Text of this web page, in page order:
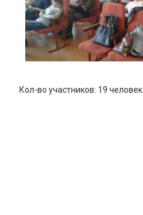
Кол-во участников: 19 человек.